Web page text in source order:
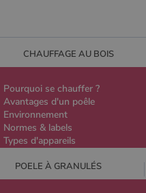
CHAUFFAGE AU BOIS
Pourquoi se chauffer ?
Avantages d'un poêle
Environnement
Normes & labels
Types d'appareils
POELE À GRANULÉS